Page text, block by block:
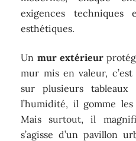
exigences
esthétiques.
Un mur extérieur
mur mis en valeur,
sur plusieurs
l’humidité, il gomme
Mais surtout, il
s’agisse d’un pavillon